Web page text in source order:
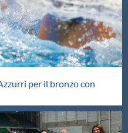
per il bronzo con